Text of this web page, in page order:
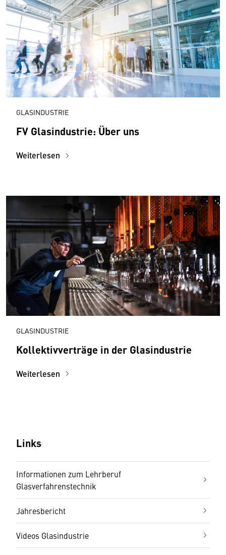
GLASINDUSTRIE
FV Glasindustrie: Über uns
Weiterlesen
GLASINDUSTRIE
Kollektivverträge in der Glasindustrie
Weiterlesen
Links
Informationen zum Lehrberuf
Glasverfahrenstechnik
Jahresbericht
Videos Glasindustrie